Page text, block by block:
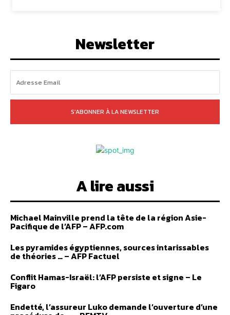
Newsletter
S'ABONNER À LA NEWSLETTER
A lire aussi
Michael Mainville prend la tête de la région Asie-
Pacifique de l’AFP – AFP.com
Les pyramides égyptiennes, sources intarissables
de théories … – AFP Factuel
Conflit Hamas-Israël: l’AFP persiste et signe – Le
Figaro
Endetté, l’assureur Luko demande l’ouverture d’une